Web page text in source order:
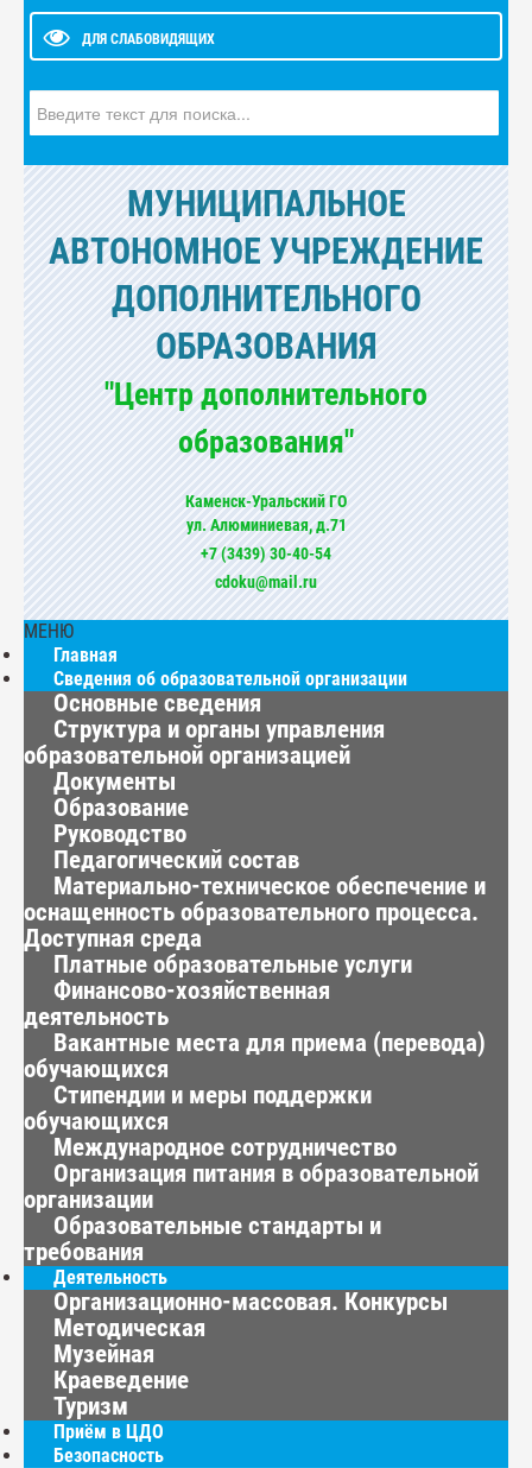
ДЛЯ СЛАБОВИДЯЩИХ
МУНИЦИПАЛЬНОЕ
АВТОНОМНОЕ УЧРЕЖДЕНИЕ
ДОПОЛНИТЕЛЬНОГО
ОБРАЗОВАНИЯ
"Центр дополнительного
образования"
Каменск-Уральский ГО
ул. Алюминиевая, д.71
+7 (3439) 30-40-54
cdoku@mail.ru
МЕНЮ
Главная
Сведения об образовательной организации
Основные сведения
Структура и органы управления
образовательной организацией
Документы
Образование
Руководство
Педагогический состав
Материально-техническое обеспечение и
оснащенность образовательного процесса.
Доступная среда
Платные образовательные услуги
Финансово-хозяйственная
деятельность
Вакантные места для приема (перевода)
обучающихся
Стипендии и меры поддержки
обучающихся
Международное сотрудничество
Организация питания в образовательной
организации
Образовательные стандарты и
требования
Деятельность
Организационно-массовая. Конкурсы
Методическая
Музейная
Краеведение
Туризм
Приём в ЦДО
Безопасность